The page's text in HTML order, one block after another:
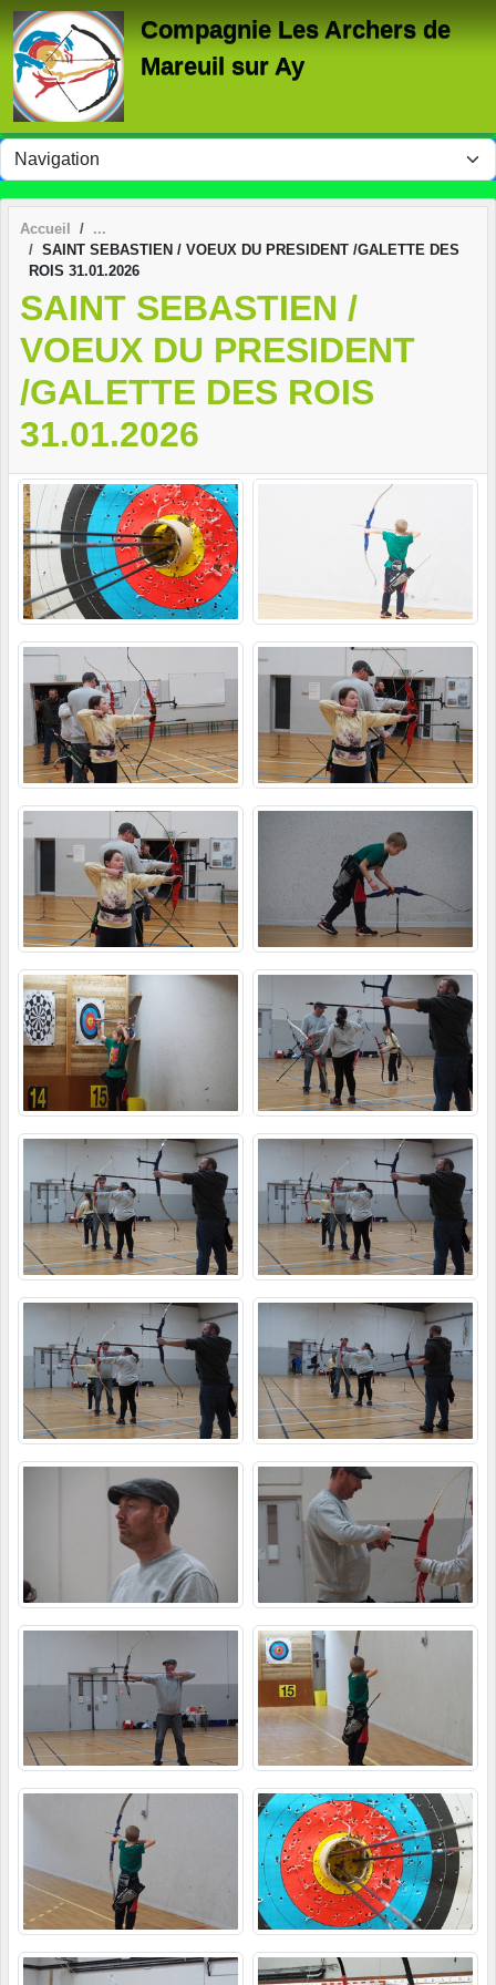
Compagnie Les Archers de
Mareuil sur Ay
Accueil
SAINT SEBASTIEN / VOEUX DU PRESIDENT /GALETTE DES
ROIS 31.01.2026
SAINT SEBASTIEN /
VOEUX DU PRESIDENT
/GALETTE DES ROIS
31.01.2026
Panneau de gestion des cookies